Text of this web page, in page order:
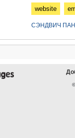
website
СЭНДВИЧ